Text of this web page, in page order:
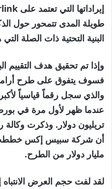
طويلة المدى تتمحور حول
البنية التحتية ذات الصلة
والذي سجل رقماً قياسياً
تريليون دولار. وذكرت وكالة
مليار دولار من الطرح.
لقد لفت حجم العرض